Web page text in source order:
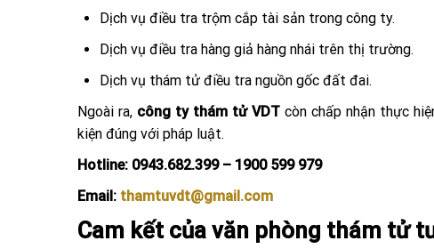
Dịch vụ điều tra trộm cắp tài sản trong công ty.
Dịch vụ điều tra hàng giả hàng nhái trên thị trường.
Dịch vụ thám tử điều tra nguồn gốc đất đai.
Ngoài ra, công ty thám tử VDT còn chấp nhận thực
kiện đúng với pháp luật.
Hotline: 0943.682.399 – 1900 599 979
Email: thamtuvdt@gmail.com
Cam kết của văn phòng thám tử